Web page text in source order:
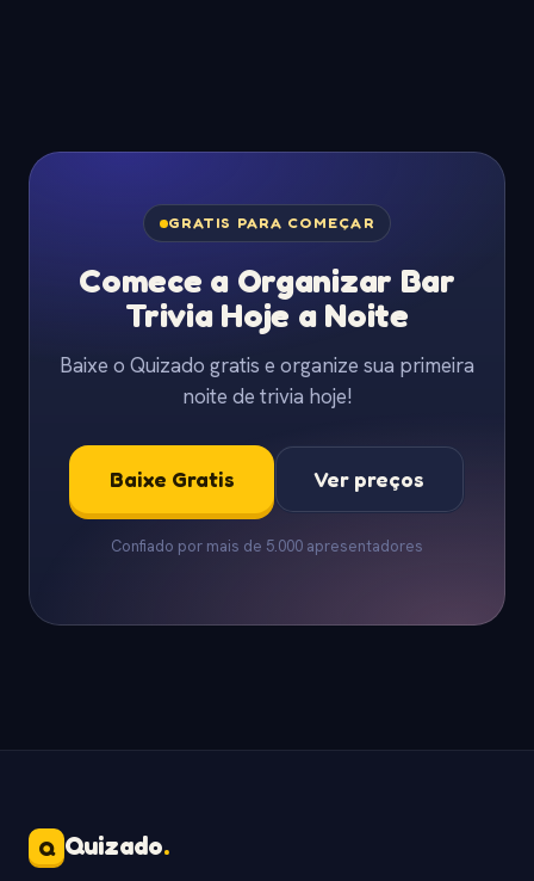
GRATIS PARA COMEÇAR
Comece a Organizar Bar
Trivia Hoje a Noite
Baixe o Quizado gratis e organize sua primeira
noite de trivia hoje!
Baixe Gratis Ver preços
Confiado por mais de 5.000 apresentadores
Q Quizado.